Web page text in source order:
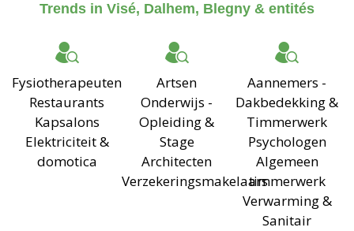
Trends in Visé, Dalhem, Blegny & entités
Fysiotherapeuten
Restaurants
Kapsalons
Elektriciteit &
domotica
Artsen
Onderwijs -
Opleiding &
Stage
Architecten
Verzekeringsmakelaars
Aannemers -
Dakbedekking &
Timmerwerk
Psychologen
Algemeen
timmerwerk
Verwarming &
Sanitair